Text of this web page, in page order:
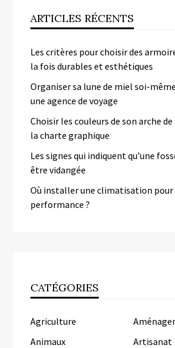
ARTICLES RÉCENTS
Les critères pour choisir des
la fois durables et esthétiques
Organiser sa lune de miel soi-
une agence de voyage
Choisir les couleurs de son arche
la charte graphique
Les signes qui indiquent qu’une
être vidangée
Où installer une climatisation
performance ?
CATÉGORIES
Agriculture
Animaux
Artisanat